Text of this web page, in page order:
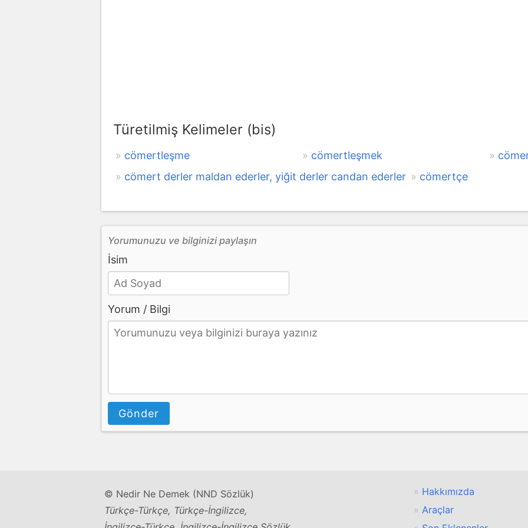
Türetilmiş Kelimeler (bis)
cömertleşme cömertleşmek
cömert derler maldan ederler, yiğit derler candan ederler
cömertçe
Yorumunuzu ve bilginizi paylaşın
İsim
Yorum / Bilgi
Gönder
© Nedir Ne Demek (NND Sözlük)
Türkçe-Türkçe, Türkçe-İngilizce,
Hakkımızda
Araçlar